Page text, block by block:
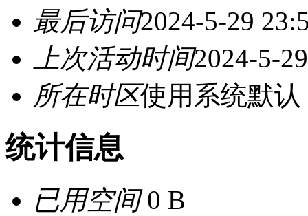
最后访问2024-5-29
上次活动时间2024-5-
所在时区使用系统默认
统计信息
已用空间0 B